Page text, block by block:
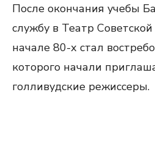
После окончания учебы
службу в Театр
начале 80-х стал
которого начали
голливудские режиссеры.